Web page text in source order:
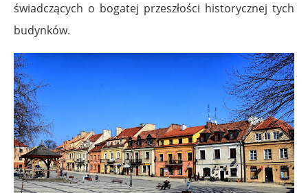
świadczących o bogatej przeszłości historycznej tych
budynków.